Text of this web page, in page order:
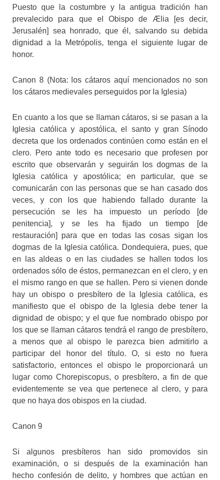
Puesto que la costumbre y la antigua tradición han
prevalecido para que el Obispo de Ælia [es decir,
Jerusalén] sea honrado, que él, salvando su debida
dignidad a la Metrópolis, tenga el siguiente lugar de
honor.
Canon 8 (Nota: los cátaros aquí mencionados no son
los cátaros medievales perseguidos por la Iglesia)
En cuanto a los que se llaman cátaros, si se pasan a la
Iglesia católica y apostólica, el santo y gran Sínodo
decreta que los ordenados continúen como están en el
clero. Pero ante todo es necesario que profesen por
escrito que observarán y seguirán los dogmas de la
Iglesia católica y apostólica; en particular, que se
comunicarán con las personas que se han casado dos
veces, y con los que habiendo fallado durante la
persecución se les ha impuesto un período [de
penitencia], y se les ha fijado un tiempo [de
restauración] para que en todas las cosas sigan los
dogmas de la Iglesia católica. Dondequiera, pues, que
en las aldeas o en las ciudades se hallen todos los
ordenados sólo de éstos, permanezcan en el clero, y en
el mismo rango en que se hallen. Pero si vienen donde
hay un obispo o presbítero de la Iglesia católica, es
manifiesto que el obispo de la Iglesia debe tener la
dignidad de obispo; y el que fue nombrado obispo por
los que se llaman cátaros tendrá el rango de presbítero,
a menos que al obispo le parezca bien admitirlo a
participar del honor del título. O, si esto no fuera
satisfactorio, entonces el obispo le proporcionará un
lugar como Chorepiscopus, o presbítero, a fin de que
evidentemente se vea que pertenece al clero, y para
que no haya dos obispos en la ciudad.
Canon 9
Si algunos presbíteros han sido promovidos sin
examinación, o si después de la examinación han
hecho confesión de delito, y hombres que actúan en